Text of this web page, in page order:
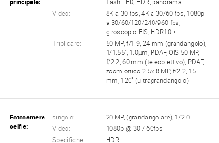
principale:
flash LED, HDR, panorama
Video:
8K a 30 fps, 4K a 30/60 fps, 1080p
a 30/60/120/240/960 fps,
giroscopio-EIS, HDR10 +
Triplicare:
50 MP, f/1.9, 24 mm (grandangolo),
1/1.55", 1.0µm, PDAF, OIS 50 MP,
f/2.2, 60 mm (teleobiettivo), PDAF,
zoom ottico 2.5x 8 MP, f/2.2, 15
mm, 120˚ (ultragrandangolo)
Fotocamera
selfie:
singolo:
20 MP, (grandangolare), 1/2.0
Video:
1080p @ 30 / 60fps
Specifiche:
HDR